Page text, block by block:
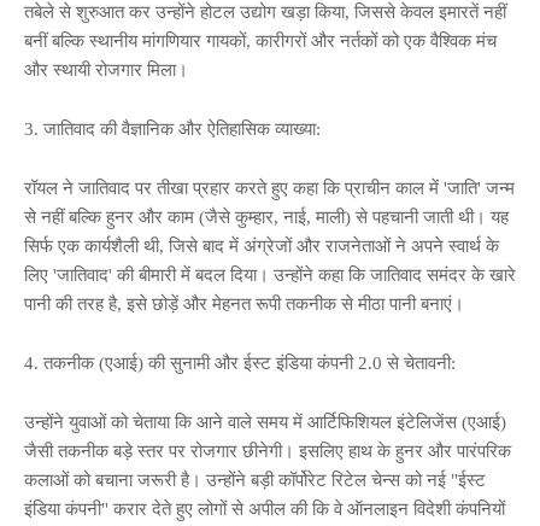
तबेले से शुरुआत कर उन्होंने होटल उद्योग खड़ा किया, जिससे केवल इमारतें नहीं
बनीं बल्कि स्थानीय मांगणियार गायकों, कारीगरों और नर्तकों को एक वैश्विक मंच
और स्थायी रोजगार मिला।
3. जातिवाद की वैज्ञानिक और ऐतिहासिक व्याख्या:
रॉयल ने जातिवाद पर तीखा प्रहार करते हुए कहा कि प्राचीन काल में 'जाति' जन्म
से नहीं बल्कि हुनर और काम (जैसे कुम्हार, नाई, माली) से पहचानी जाती थी। यह
सिर्फ एक कार्यशैली थी, जिसे बाद में अंग्रेजों और राजनेताओं ने अपने स्वार्थ के
लिए 'जातिवाद' की बीमारी में बदल दिया। उन्होंने कहा कि जातिवाद समंदर के खारे
पानी की तरह है, इसे छोड़ें और मेहनत रूपी तकनीक से मीठा पानी बनाएं।
4. तकनीक (एआई) की सुनामी और ईस्ट इंडिया कंपनी 2.0 से चेतावनी:
उन्होंने युवाओं को चेताया कि आने वाले समय में आर्टिफिशियल इंटेलिजेंस (एआई)
जैसी तकनीक बड़े स्तर पर रोजगार छीनेगी। इसलिए हाथ के हुनर और पारंपरिक
कलाओं को बचाना जरूरी है। उन्होंने बड़ी कॉर्पोरेट रिटेल चेन्स को नई "ईस्ट
इंडिया कंपनी" करार देते हुए लोगों से अपील की कि वे ऑनलाइन विदेशी कंपनियों